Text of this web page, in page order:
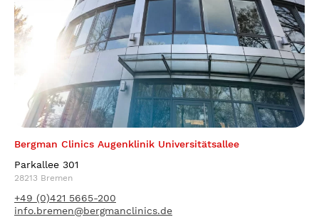
Bergman Clinics Augenklinik Universitätsallee
Parkallee 301
28213 Bremen
+49 (0)421 5665-200
info.bremen@bergmanclinics.de